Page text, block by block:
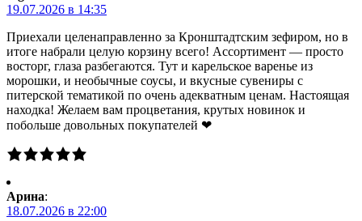
19.07.2026 в 14:35
Приехали целенаправленно за Кронштадтским зефиром, но в
итоге набрали целую корзину всего! Ассортимент — просто
восторг, глаза разбегаются. Тут и карельское варенье из
морошки, и необычные соусы, и вкусные сувениры с
питерской тематикой по очень адекватным ценам. Настоящая
находка! Желаем вам процветания, крутых новинок и
побольше довольных покупателей ❤
Арина:
18.07.2026 в 22:00